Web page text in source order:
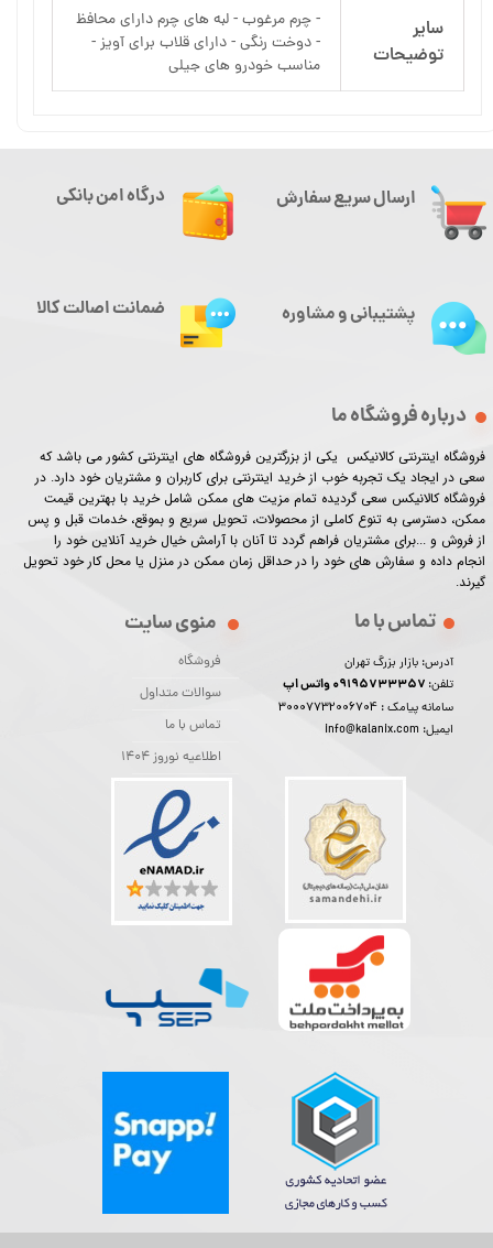
سایر
توضیحات
- چرم مرغوب - لبه های چرم دارای محافظ
- دوخت رنگی - دارای قلاب برای آویز -
مناسب خودرو های جیلی
ارسال سریع سفارش
درباره فروشگاه ما
فروشگاه اینترنتی کالانیکس یکی از بزرگترین فروشگاه های اینترنتی کشور می باشد که
سعی در ایجاد یک تجربه خوب از خرید اینترنتی برای کاربران و مشتریان خود دارد. در
فروشگاه کالانیکس سعی گردیده تمام مزیت های ممکن شامل خرید با بهترین قیمت
ممکن، دسترسی به تنوع کاملی از محصولات، تحویل سریع و بموقع، خدمات قبل و پس
از فروش و ...برای مشتریان فراهم گردد تا آنان با آرامش خیال خرید آنلاین خود را
انجام داده و سفارش های خود را در حداقل زمان ممکن در منزل یا محل کار خود تحویل
گیرند.​​​​​​​
منوی سایت
فروشگاه
سوالات متداول
تماس با ما
اطلاعیه نوروز 1404
تماس با ما
آدرس: بازار بزرگ تهران
تلفن:
سامانه پیامک : 30007732006704
ایمیل: info@kalanix.com
درگاه امن بانکی
پشتیبانی و مشاوره ضمانت اصالت کالا